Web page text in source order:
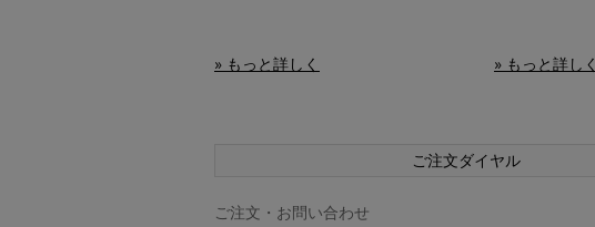
» もっと詳しく » もっと詳しく
ご注文ダイヤル
ご注文・お問い合わせ